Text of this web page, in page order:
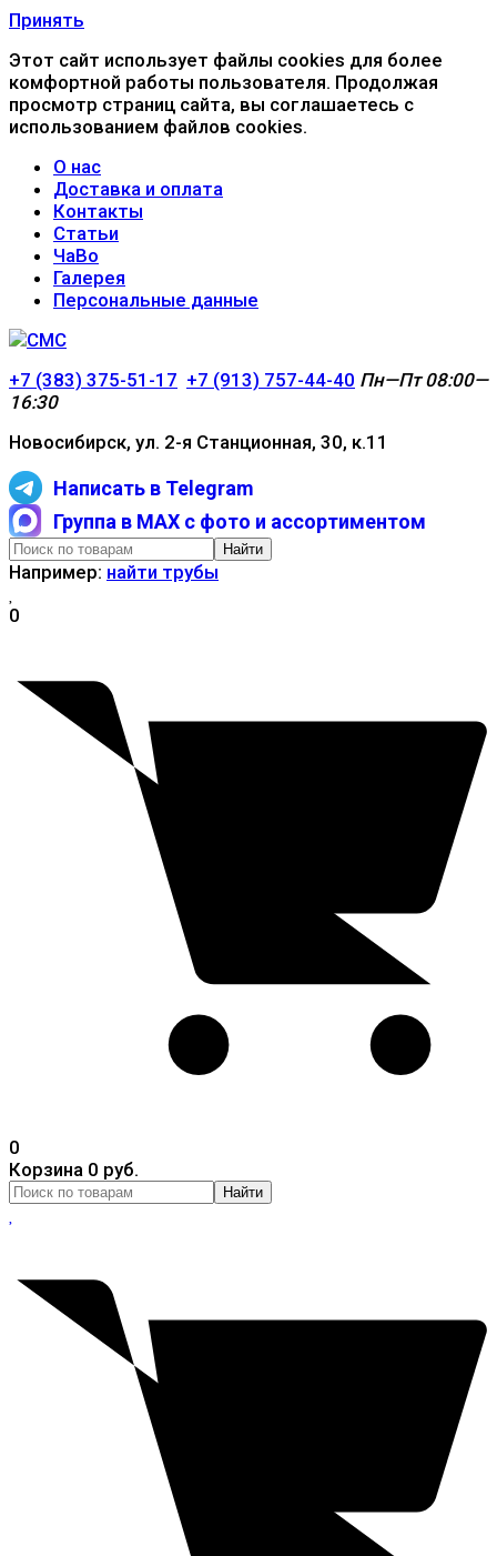
Принять
Этот сайт использует файлы cookies для более
комфортной работы пользователя. Продолжая
просмотр страниц сайта, вы соглашаетесь с
использованием файлов cookies.
О нас
Доставка и оплата
Контакты
Статьи
ЧаВо
Галерея
Персональные данные
+7 (383) 375-51-17 +7 (913) 757-44-40 Пн—Пт 08:00—
16:30
Новосибирск, ул. 2-я Станционная, 30, к.11
Написать в Telegram
Группа в MAX с фото и ассортиментом
Найти
Например: найти трубы
0
0
Корзина 0 руб.
Найти